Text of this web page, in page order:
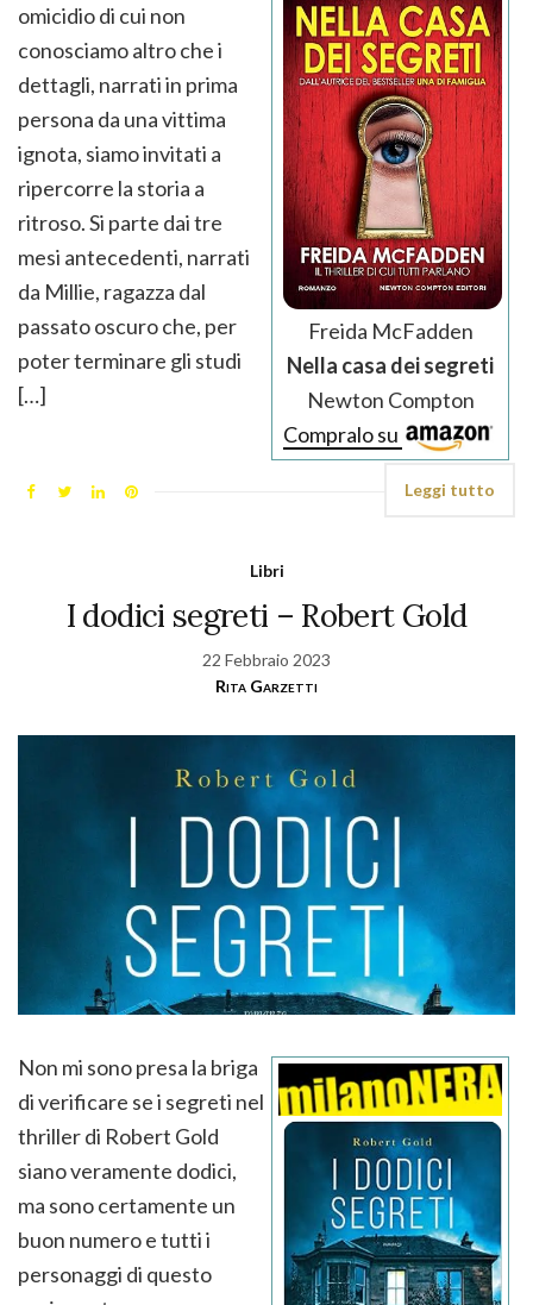
Freida McFadden
Nella casa dei segreti
Newton Compton
Compralo su
omicidio di cui non
conosciamo altro che i
dettagli, narrati in prima
persona da una vittima
ignota, siamo invitati a
ripercorre la storia a
ritroso. Si parte dai tre
mesi antecedenti, narrati
da Millie, ragazza dal
passato oscuro che, per
poter terminare gli studi
[…]
Leggi tutto
Libri
I dodici segreti – Robert Gold
22 Febbraio 2023
Rita Garzetti
Non mi sono presa la briga
di verificare se i segreti nel
thriller di Robert Gold
siano veramente dodici,
ma sono certamente un
buon numero e tutti i
personaggi di questo